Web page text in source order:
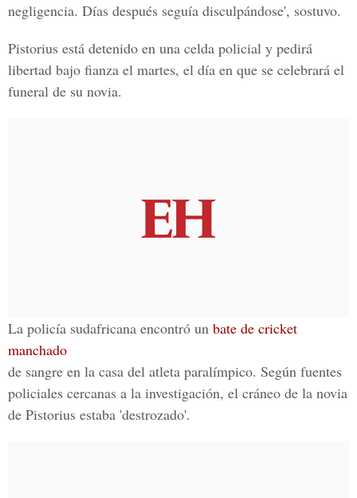
negligencia. Días después seguía disculpándose', sostuvo.
Pistorius está detenido en una celda policial y pedirá
libertad bajo fianza el martes, el día en que se celebrará el
funeral de su novia.
La policía sudafricana encontró un bate de cricket
manchado
de sangre en la casa del atleta paralímpico. Según fuentes
policiales cercanas a la investigación, el cráneo de la novia
de Pistorius estaba 'destrozado'.